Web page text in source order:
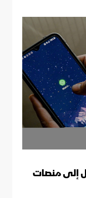
إلى منصات